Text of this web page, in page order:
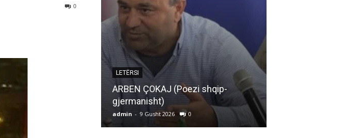
0
LETËRSI
ARBEN ÇOKAJ (Poezi shqip-
gjermanisht)
admin - 9 Gusht 2026 0